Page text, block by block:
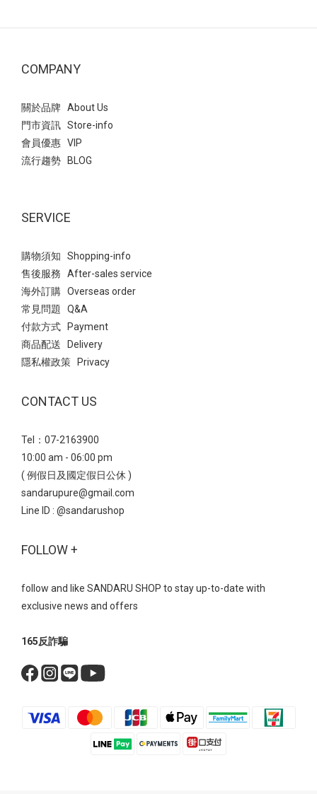
COMPANY
關於品牌 About Us
門市資訊 Store-info
會員優惠 VIP
流行趨勢 BLOG
SERVICE
購物須知 Shopping-info
售後服務 After-sales service
海外訂購 Overseas order
常見問題 Q&A
付款方式 Payment
商品配送 Delivery
隱私權政策 Privacy
CONTACT US
Tel：07-2163900
10:00 am - 06:00 pm
( 例假日及國定假日公休 )
sandarupure@gmail.com
Line ID : @sandarushop
FOLLOW +
follow and like SANDARU SHOP to stay up-to-date with
exclusive news and offers
165反詐騙